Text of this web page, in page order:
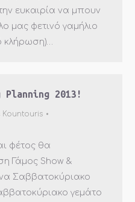
ευκαιρία να μπουν
μας φετινό γαμήλιο
κλήρωση)…
Planning 2013!
φέτος θα
Γάμος Show &
Σαββατοκύριακο
γεμάτο